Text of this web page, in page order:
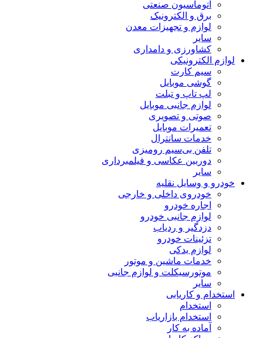
اتوماسیون صنعتی
برق و الکترونیک
لوازم و تجهیزات معدن
سایر
کشاورزی و دامداری
لوازم الکترونیکی
سیم کارت
گوشی موبایل
لپ تاپ و تبلت
لوازم جانبی موبایل
صوتی و تصویری
تعمیرات موبایل
خدمات سانترال
تلفن بی‌سیم رومیزی
دوربین عکاسی و فیلمبرداری
سایر
خودرو و وسایل نقلیه
خودروی داخلی و خارجی
اجاره خودرو
لوازم جانبی خودرو
دزدگیر و ردیاب
تزئینات خودرو
لوازم یدکی
خدمات ماشین و موتور
موتورسیکلت و لوازم جانبی
سایر
استخدام و کاریابی
استخدام
استخدام بازاریاب
آماده به کار